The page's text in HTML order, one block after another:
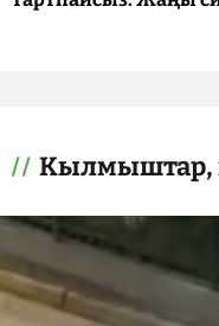
Кылмыштар,